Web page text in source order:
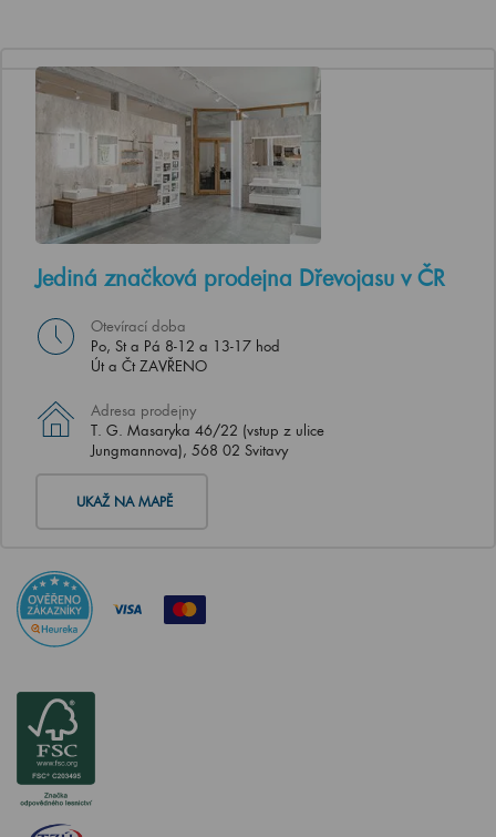
Jediná značková prodejna Dřevojasu v ČR
Otevírací doba
Po, St a Pá 8-12 a 13-17 hod
Út a Čt ZAVŘENO
Adresa prodejny
T. G. Masaryka 46/22 (vstup z ulice
Jungmannova), 568 02 Svitavy
UKAŽ NA MAPĚ